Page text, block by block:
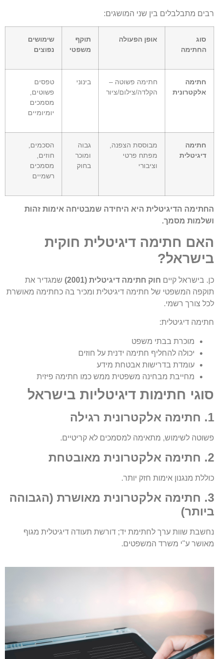
רבים מתבלבלים בין שני המושגים:
סוג
החתימה
אופן הפעולה
תוקף
משפטי
שימושים
נפוצים
חתימה
אלקטרונית
חתימה פשוטה –
הקלדה/צילום/ציור
בינוני
טפסים
פשוטים,
מסמכים
יומיומיים
חתימה
דיגיטלית
מבוססת הצפנה,
מפתח פרטי
וציבורי
גבוה
ומוכר
בחוק
הסכמים,
חוזים,
מסמכים
רשמיים
החתימה הדיגיטלית היא היחידה שמבטיחה אימות זהות
ושלמות מסמך.
האם חתימה דיגיטלית חוקית
בישראל?
כן. בישראל קיים חוק חתימה דיגיטלית (2001)
שמגדיר את
תוקפה המשפטי של חתימה דיגיטלית ומכיר בה כחתימה מאושרת
לכל צורך רשמי.
חתימה דיגיטלית:
מוכרת בבתי משפט
יכולה להחליף חתימה ידנית על חוזים
עומדת בדרישות אבטחת מידע
מחייבת מבחינה משפטית ממש כמו חתימה פיזית
סוגי חתימות דיגיטליות בישראל
1. חתימה אלקטרונית רגילה
פשוטה לשימוש, מתאימה למסמכים לא קריטיים.
2. חתימה אלקטרונית מאובטחת
כוללת מנגנון אימות חזק יותר.
3. חתימה אלקטרונית מאושרת (הגבוהה
ביותר)
נחשבת שוות ערך לחתימת יד; דורשת תעודה דיגיטלית מגוף
מאושר ע"י משרד המשפטים.